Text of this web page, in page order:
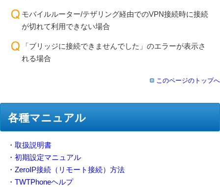
モバイルルーター/テザリング経由でのVPN接続時に接続
が切れて利用できない場合
「ブリッジに接続できませんでした」のエラーが表示さ
れる場合
このページのトップへ
各種マニュアル
・ 取扱説明書
・ 初期設定マニュアル
・ ZeroIP接続（リモート接続）方法
・ TWTPhoneヘルプ